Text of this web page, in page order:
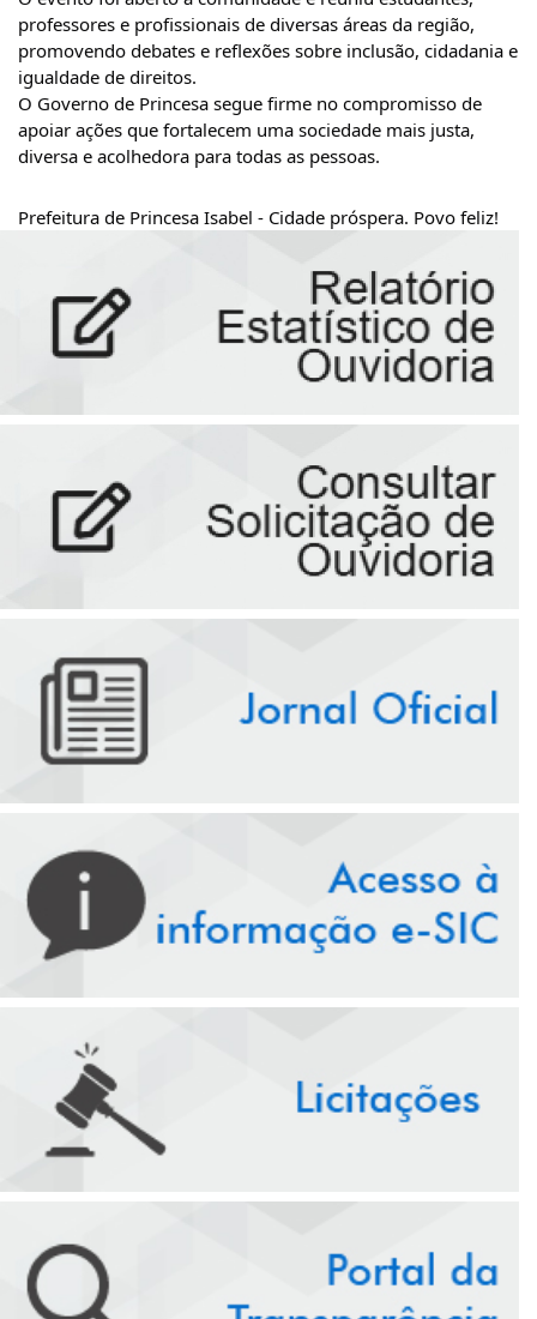
professores e profissionais de diversas áreas da região,
promovendo debates e reflexões sobre inclusão, cidadania e
igualdade de direitos.
O Governo de Princesa segue firme no compromisso de
apoiar ações que fortalecem uma sociedade mais justa,
diversa e acolhedora para todas as pessoas.
Prefeitura de Princesa Isabel - Cidade próspera. Povo feliz!